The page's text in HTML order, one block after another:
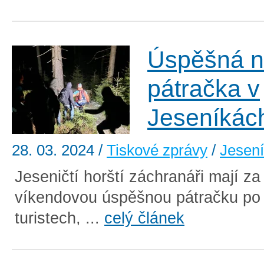
Úspěšná
pátračka v
28. 03. 2024 / Tiskové zprávy /
Jeseničtí horští záchranáři mají
víkendovou úspěšnou pátračku
turistech, ... celý článek